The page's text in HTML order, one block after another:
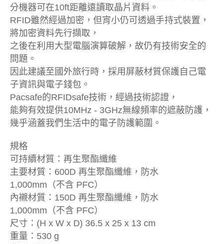
分機器可在10ft距離遠讀取晶片資料。
RFID雖然經過加密，但宵小仍可透過手持式裝置，
將加密資料先行擷取，
之後在利用大型電腦演算破解，故仍有技術安全的
問題。
因此建議至國外旅行時，採用屏蔽材質保護自己電
子資訊與電子錢包。
Pacsafe的RFIDsafe技術，經過技術認證，
能夠有效提供10MHz - 3GHz無線頻率的遮蔽防護，
幾乎涵蓋我們生活中的電子防護範圍。
規格
可持續材質：再生聚酯纖維
主要材質：600D 再生聚酯纖維，防水
1,000mm（不含 PFC）
內襯材質：150D 再生聚酯纖維，防水
1,000mm（不含 PFC）
尺寸：(H x W x D) 36.5 x 25 x 13 cm
重量：530 g